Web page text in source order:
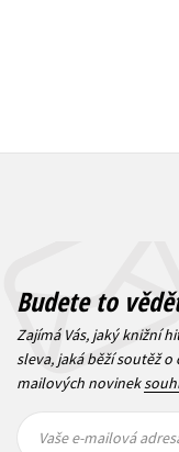
Budete to
Zajímá Vás, jaký knižní
sleva, jaká běží soutěž
mailových novinek
mailová
mailová
Vaše e-mailová